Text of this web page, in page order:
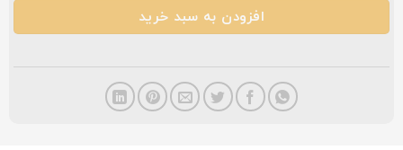
افزودن به سبد خرید